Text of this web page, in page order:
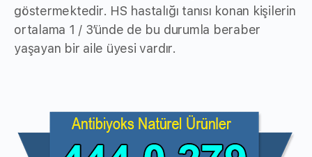
göstermektedir. HS hastalığı tanısı konan kişilerin
ortalama 1 / 3’ünde de bu durumla beraber
yaşayan bir aile üyesi vardır.